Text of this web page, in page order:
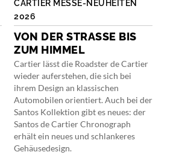
CARTIER MESSE-NEUHEITEN
2026
VON DER STRASSE BIS Z
UM HIMMEL
Cartier lässt die Roadster de Cartier
wieder auferstehen, die sich bei
ihrem Design an klassischen
Automobilen orientiert. Auch bei der
Santos Kollektion gibt es neues: der
Santos de Cartier Chronograph
erhält ein neues und schlankeres
Gehäusedesign.